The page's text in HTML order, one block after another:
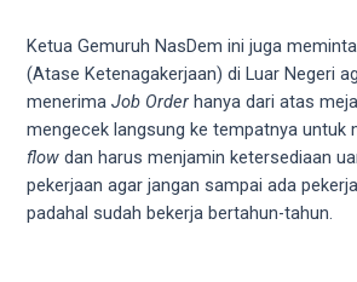
find
gay
and
transsexual
porn
videos
Ketua Gemuruh NasDem ini juga
(Atase Ketenagakerjaan) di Luar Negeri
menerimaJob Order hanya dari atas
mengecek langsung ke tempatnya
flowdan harus menjamin ketersediaan
pekerjaan agar jangan sampai ada
padahal sudah bekerja bertahun-tahun.